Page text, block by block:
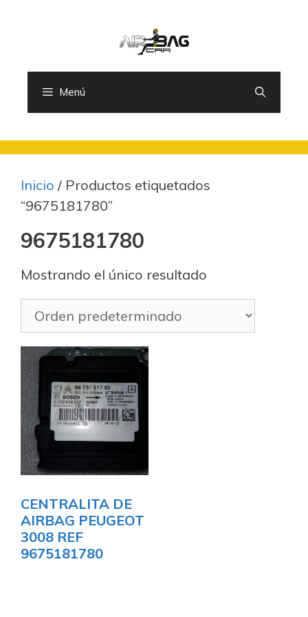
Menú
Inicio / Productos etiquetados
“9675181780”
9675181780
Mostrando el único resultado
CENTRALITA DE
AIRBAG PEUGEOT
3008 REF
9675181780